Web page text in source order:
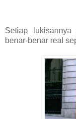
Setiap
benar-benar real